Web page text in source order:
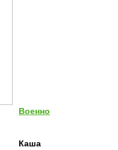
Военно
Каша